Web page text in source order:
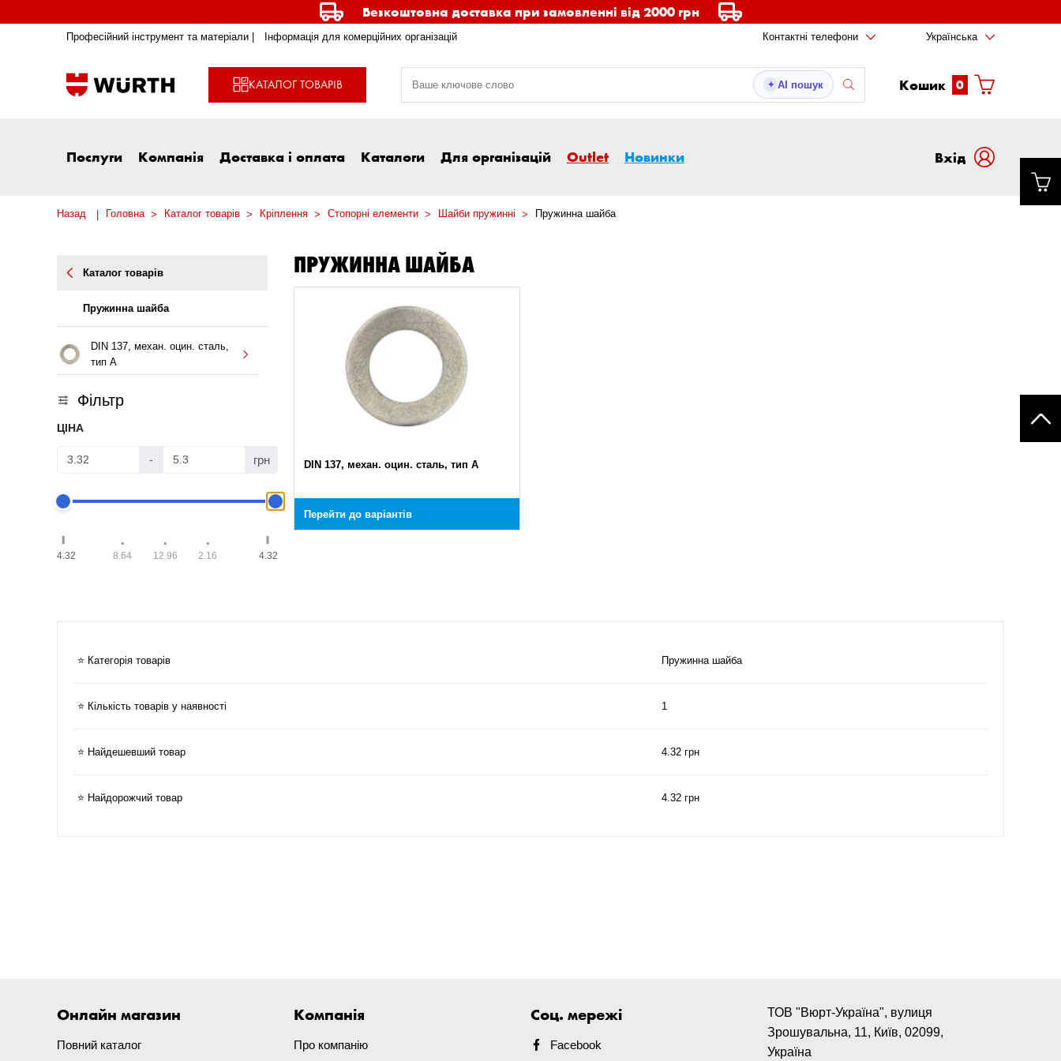
Безкоштовна доставка при замовленні від 2000 грн
Професійний інструмент та матеріали | Інформація для комерційних організацій Контактні телефони Українська
КАТАЛОГ ТОВАРІВ ✦ AI пошук Кошик 0
Послуги Компанія Доставка і оплата Каталоги Для організацій Outlet Новинки Вxід
Назад Головна Каталог товарів Кріплення Стопорні елементи Шайби пружинні Пружинна шайба
Каталог товарів
Пружинна шайба
DIN 137, механ. оцин. сталь,
тип A
Фільтр
ЦІНА
- грн
4.32 8.64 12.96 2.16 4.32
ПРУЖИННА ШАЙБА
DIN 137, механ. оцин. сталь, тип A
Перейти до варіантів
⭐ Категорія товарів Пружинна шайба
⭐ Кількість товарів у наявності 1
⭐ Найдешевший товар 4.32 грн
⭐ Найдорожчий товар 4.32 грн
Онлайн магазин
Повний каталог
Компанія
Про компанію
Соц. мережі
Facebook
ТОВ "Вюрт-Україна", вулиця
Зрошувальна, 11, Київ, 02099,
Україна